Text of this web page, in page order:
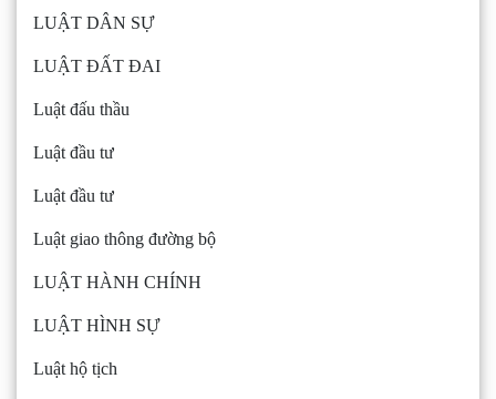
LUẬT DÂN SỰ
LUẬT ĐẤT ĐAI
Luật đấu thầu
Luật đầu tư
Luật đầu tư
Luật giao thông đường bộ
LUẬT HÀNH CHÍNH
LUẬT HÌNH SỰ
Luật hộ tịch